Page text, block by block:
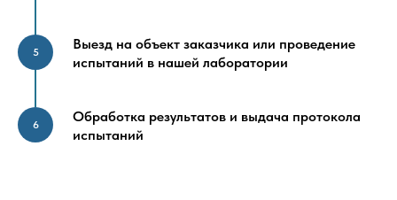
Выезд на объект заказчика или проведение
испытаний в нашей лаборатории
Обработка результатов и выдача протокола
испытаний